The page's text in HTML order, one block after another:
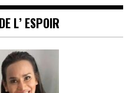
L’ ESPOIR